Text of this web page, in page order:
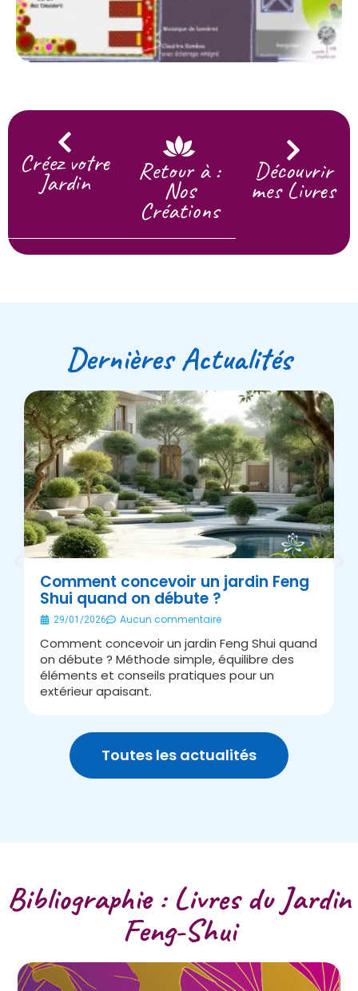
Créez votre
Jardin Retour à :
Nos
Créations
Découvrir
mes Livres
Dernières Actualités
Comment concevoir un jardin Feng
Shui quand on débute ?
29/01/2026 Aucun commentaire
Comment concevoir un jardin Feng Shui quand
on débute ? Méthode simple, équilibre des
éléments et conseils pratiques pour un
extérieur apaisant.
Toutes les actualités
Bibliographie : Livres du Jardin
Feng-Shui